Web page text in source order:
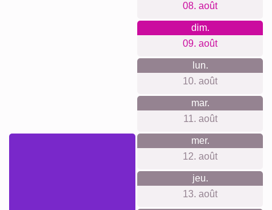
08. août
dim.
09. août
lun.
10. août
mar.
11. août
mer.
12. août
jeu.
13. août